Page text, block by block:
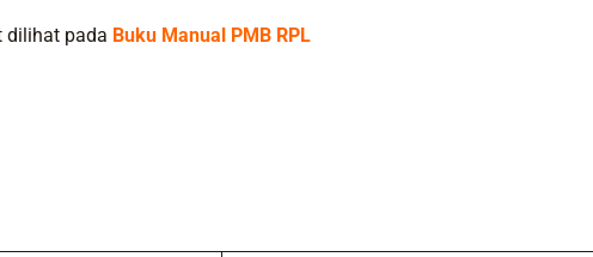
dilihat pada Buku Manual PMB RPL